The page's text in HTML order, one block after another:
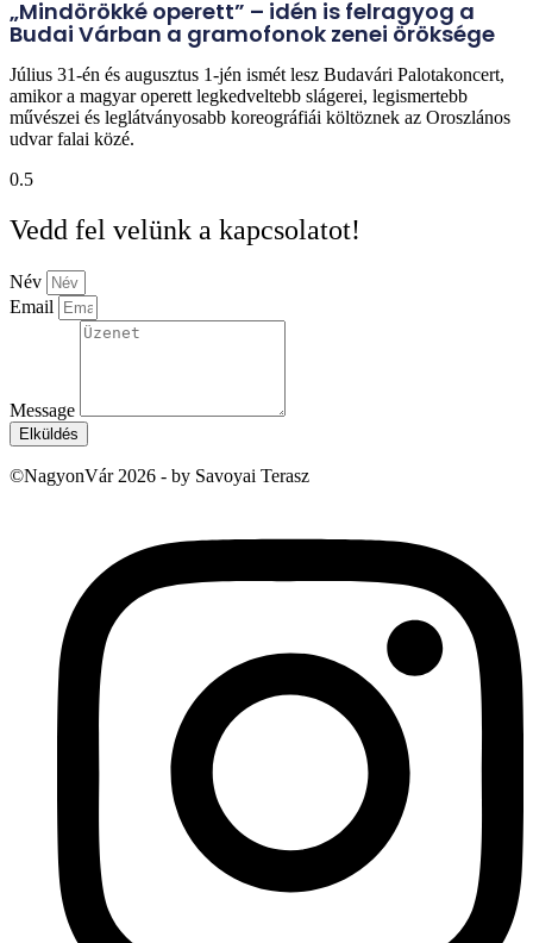
„Mindörökké operett” – idén is felragyog a
Budai Várban a gramofonok zenei öröksége
Július 31-én és augusztus 1-jén ismét lesz Budavári Palotakoncert,
amikor a magyar operett legkedveltebb slágerei, legismertebb
művészei és leglátványosabb koreográfiái költöznek az Oroszlános
udvar falai közé.
Vedd fel velünk a kapcsolatot!
Név
Email
Message
Elküldés
©NagyonVár 2026 - by Savoyai Terasz